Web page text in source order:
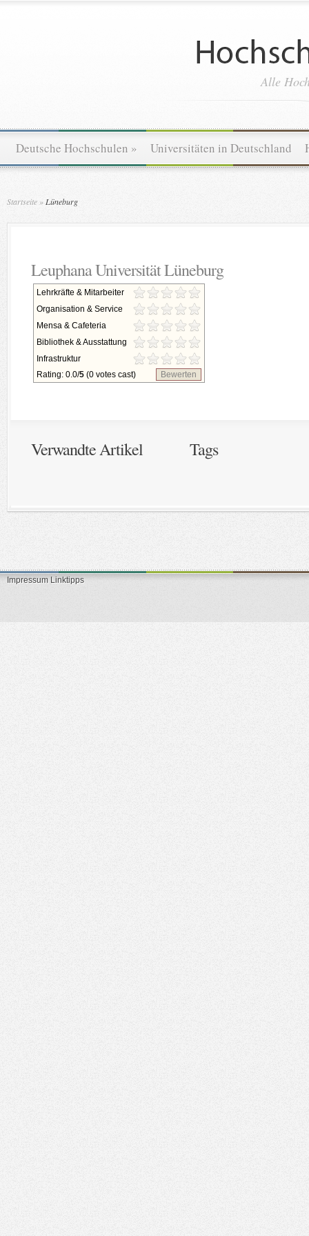
Alle
Deutsche Hochschulen » Universitäten in Deutschland
Startseite » Lüneburg
Leuphana Universität Lüneburg
Lehrkräfte & Mitarbeiter
Organisation & Service
Mensa & Cafeteria
Bibliothek & Ausstattung
Infrastruktur
Rating: 0.0/5 (0 votes cast) Bewerten
Verwandte Artikel Tags
Impressum Linktipps